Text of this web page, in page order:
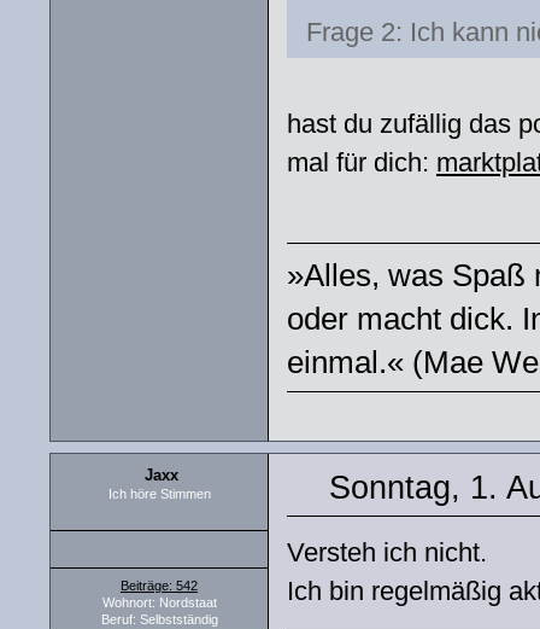
Frage 2: Ich kann
hast du zufällig das
mal für dich:
»Alles, was Spaß
oder macht dick.
einmal.« (Mae
Jaxx
Ich höre Stimmen
Beiträge: 542
Wohnort: Nordstaat
Beruf: Selbstständig
Sonntag, 1.
Versteh ich nicht.
Ich bin regelmäßig